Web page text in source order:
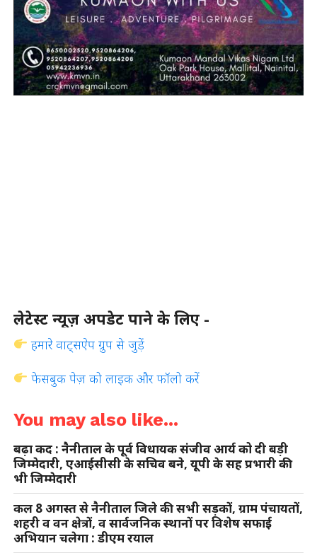
लेटेस्ट न्यूज़ अपडेट पाने के लिए -
हमारे वाट्सऐप ग्रुप से जुड़ें
फेसबुक पेज़ को लाइक और फॉलो करें
You may also like...
बढ़ा कद : नैनीताल के पूर्व विधायक संजीव आर्य को दी बड़ी
जिम्मेदारी, एआईसीसी के सचिव बने, यूपी के सह प्रभारी की
भी जिम्मेदारी
कल 8 अगस्त से नैनीताल जिले की सभी सड़कों, ग्राम पंचायतों,
शहरी व वन क्षेत्रों, व सार्वजनिक स्थानों पर विशेष सफाई
अभियान चलेगा : डीएम रयाल